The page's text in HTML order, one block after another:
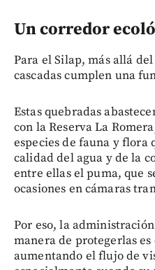
Un corredor
Para el Silap, más allá
cascadas cumplen una
Estas quebradas
con la Reserva La
especies de fauna y flora
calidad del agua y de la
entre ellas el puma, que
ocasiones en cámaras
Por eso, la
manera de protegerlas
aumentando el flujo de